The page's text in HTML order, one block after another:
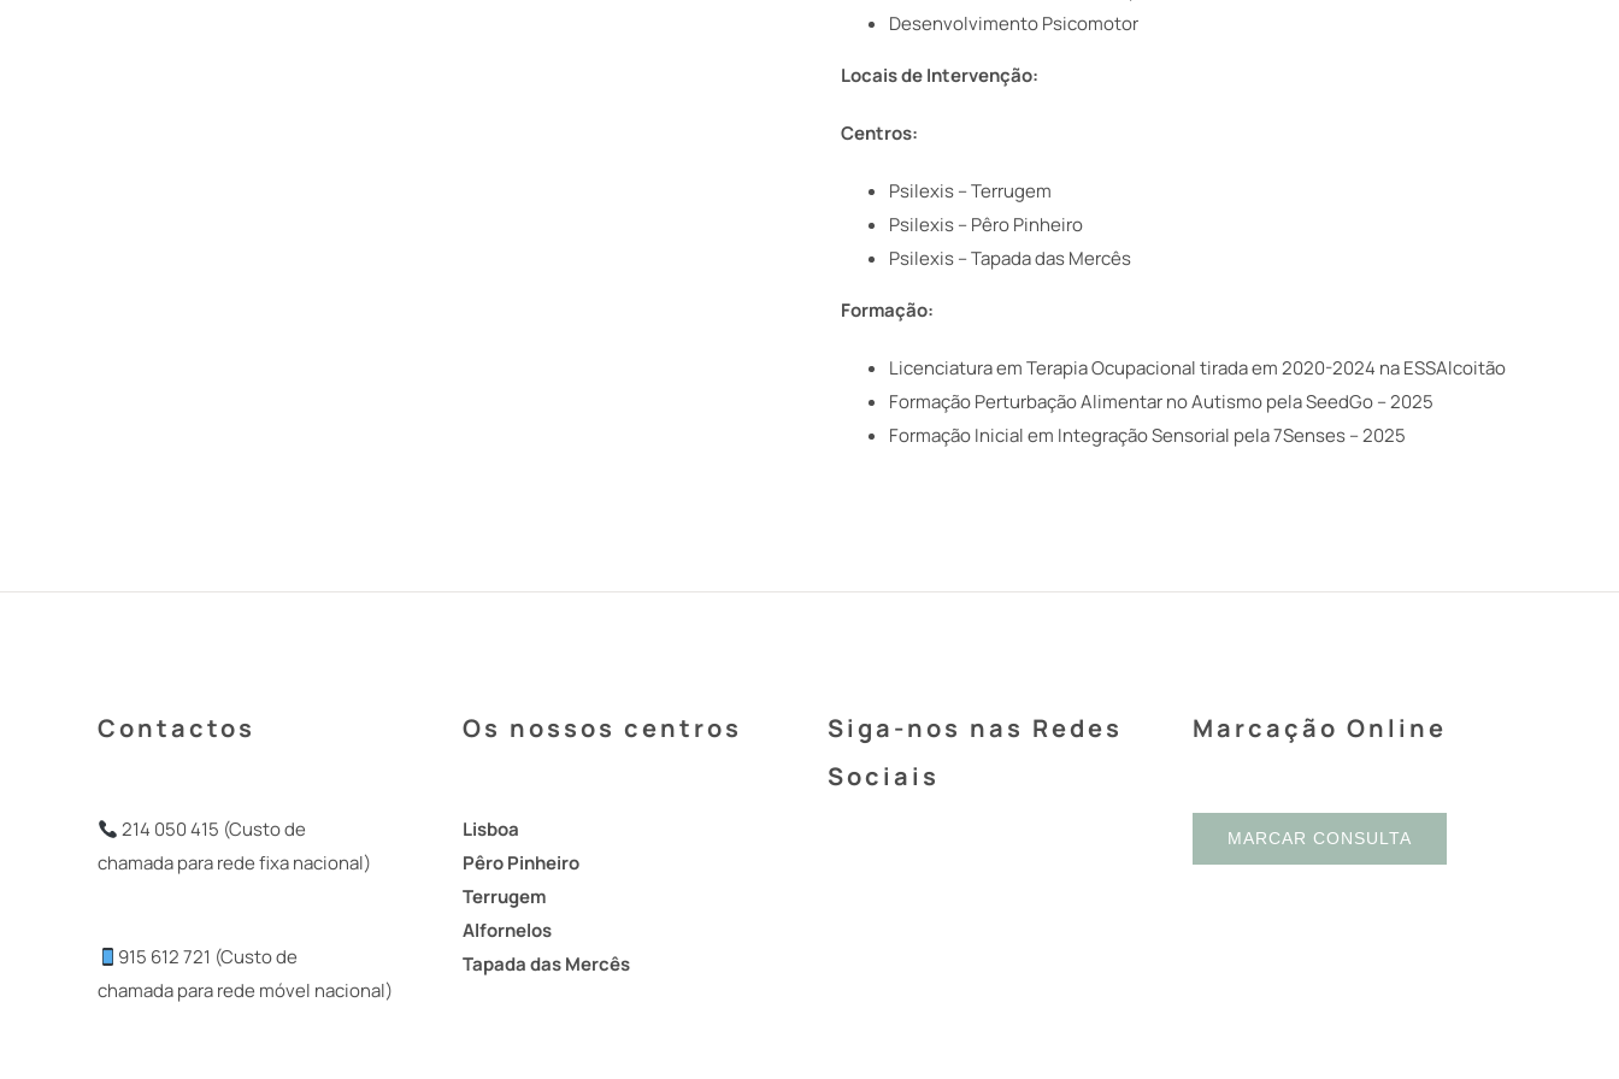
Desenvolvimento Psicomotor
Locais de Intervenção:
Centros:
Psilexis –Terrugem
Psilexis – Pêro Pinheiro
Psilexis – Tapada das Mercês
Formação:
Licenciatura em Terapia Ocupacional tirada em 2020-2024 na ESSAlcoitão
Formação Perturbação Alimentar no Autismo pela SeedGo – 2025
Formação Inicial em Integração Sensorial pela 7Senses – 2025
Contactos
214 050 415 (Custo de
chamada para rede fixa nacional)
915 612 721 (Custo de
chamada para rede móvel nacional)
Os nossos centros
Lisboa
Pêro Pinheiro
Terrugem
Alfornelos
Tapada das Mercês
Siga-nos nas Redes
Sociais
Marcação Online
MARCAR CONSULTA